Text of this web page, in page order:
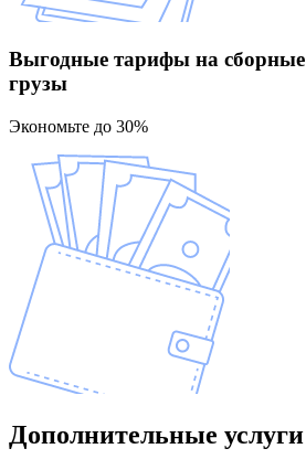
Выгодные тарифы на сборные
грузы
Экономьте до 30%
Дополнительные услуги